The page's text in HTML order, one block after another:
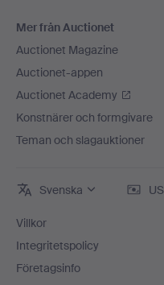
Mer från Auctionet
Auctionet Magazine
Auctionet-appen
Auctionet Academy
Konstnärer och formgivare
Teman och slagauktioner
Svenska
Villkor
Integritetspolicy
Företagsinfo